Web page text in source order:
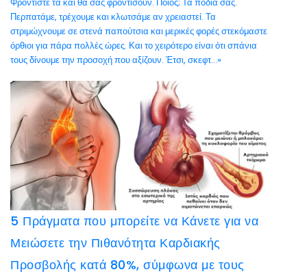
Περπατάμε, τρέχουμε και κλωτσάμε αν χρειαστεί. Τα
στριμώχνουμε σε στενά παπούτσια και μερικές φορές στεκόμαστε
όρθιοι για πάρα πολλές ώρες. Και το χειρότερο είναι ότι σπάνια
τους δίνουμε την προσοχή που αξίζουν. Έτσι, σκεφτ...»
5 Πράγματα που μπορείτε να Κάνετε για να
Μειώσετε την Πιθανότητα Καρδιακής
Προσβολής κατά 80%, σύμφωνα με τους